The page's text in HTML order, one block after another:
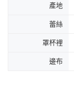
產地
蕾絲
罩杯裡
邊布